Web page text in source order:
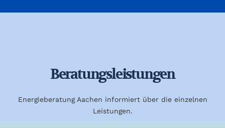
Beratungsleistungen
Energieberatung Aachen informiert über die einzelnen
Leistungen.